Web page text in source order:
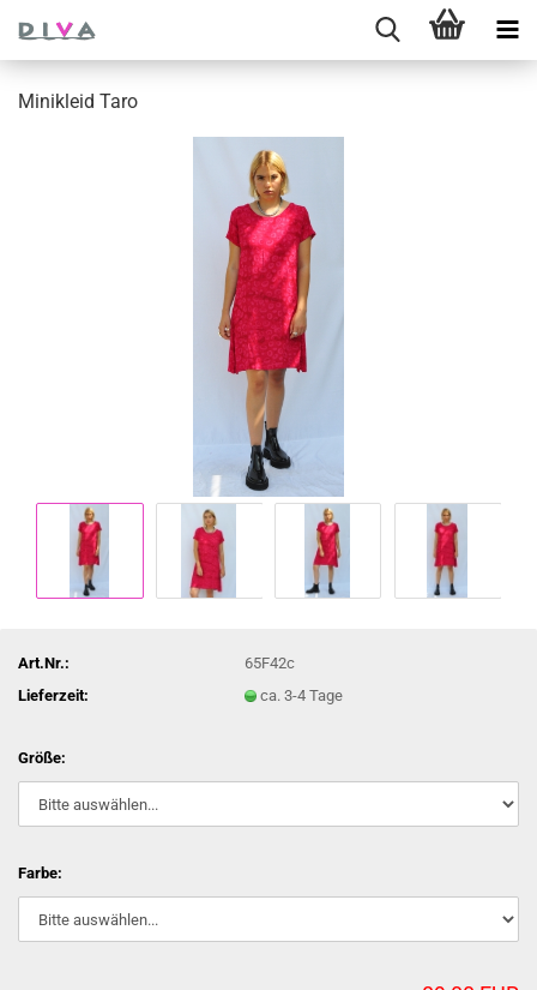
Mi­ni­kleid Taro
Art.Nr.:
65F42c
Lieferzeit:
ca. 3-4 Tage
Größe:
Farbe: